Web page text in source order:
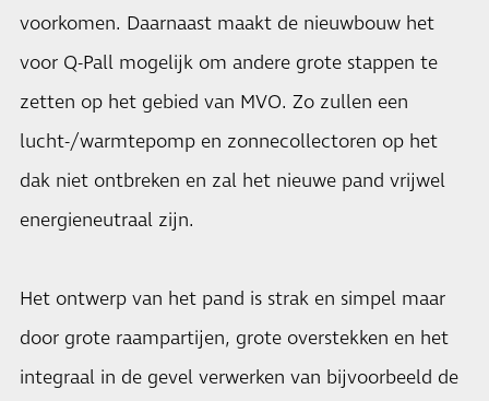
voorkomen. Daarnaast maakt de nieuwbouw het
voor Q-Pall mogelijk om andere grote stappen te
zetten op het gebied van MVO. Zo zullen een
lucht-/warmtepomp en zonnecollectoren op het
dak niet ontbreken en zal het nieuwe pand vrijwel
energieneutraal zijn.
Het ontwerp van het pand is strak en simpel maar
door grote raampartijen, grote overstekken en het
integraal in de gevel verwerken van bijvoorbeeld de